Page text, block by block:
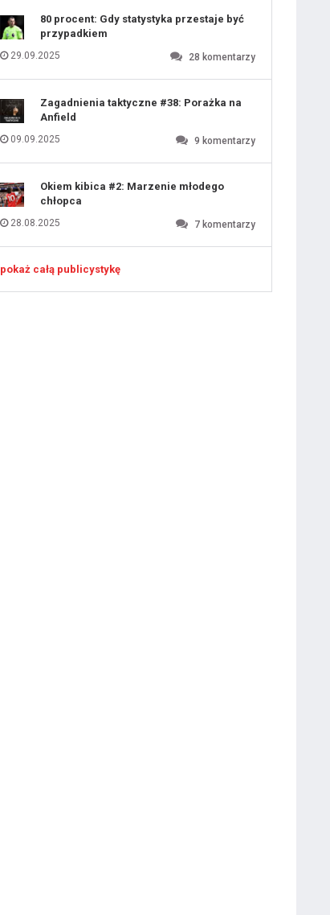
80 procent: Gdy statystyka przestaje być
przypadkiem
29.09.2025 28 komentarzy
Zagadnienia taktyczne #38: Porażka na
Anfield
09.09.2025 9 komentarzy
Okiem kibica #2: Marzenie młodego
chłopca
28.08.2025 7 komentarzy
pokaż całą publicystykę